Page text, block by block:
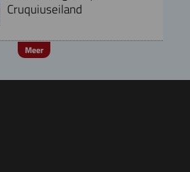
Cruquiuseiland
Meer